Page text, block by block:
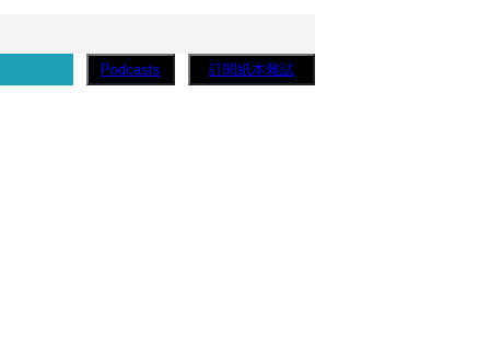
Podcasts 訂閱紙本雜誌